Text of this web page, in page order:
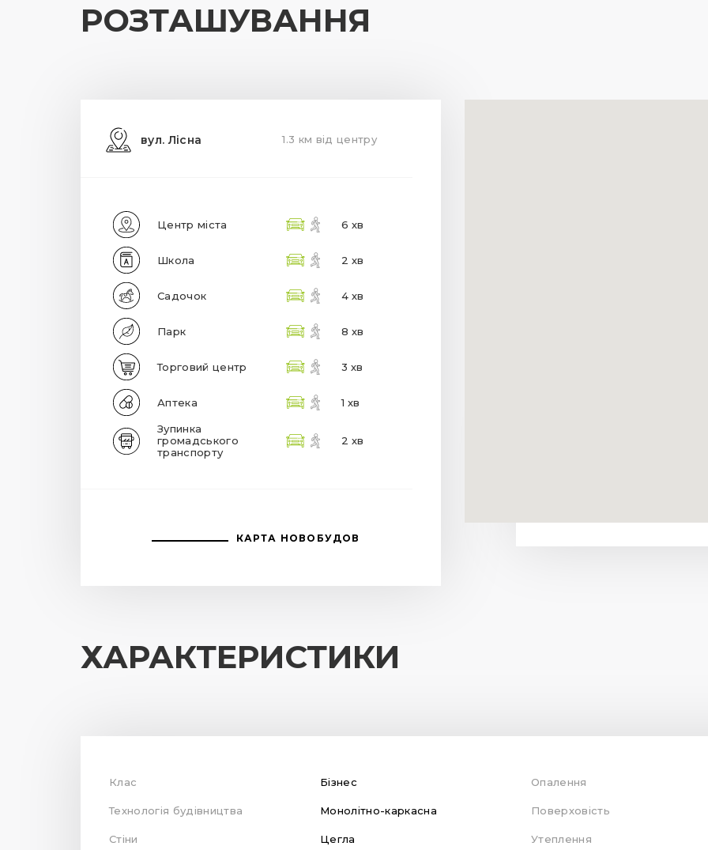
РОЗТАШУВАННЯ
вул. Лісна 1.3 км від центру
Центр міста 6 хв
Школа 2 хв
Садочок 4 хв
Парк 8 хв
Торговий центр 3 хв
Аптека 1 хв
Зупинка
громадського
транспорту
2 хв
КАРТА НОВОБУДОВ
ХАРАКТЕРИСТИКИ
Клас Бізнес Опалення
Технологія будівництва Монолітно-каркасна Поверховість
Стіни Цегла Утеплення